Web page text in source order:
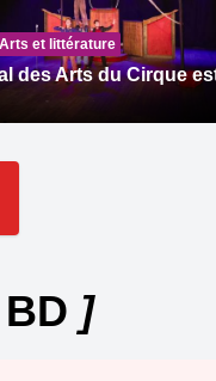
Arts et littérature
des Arts du Cirque
]